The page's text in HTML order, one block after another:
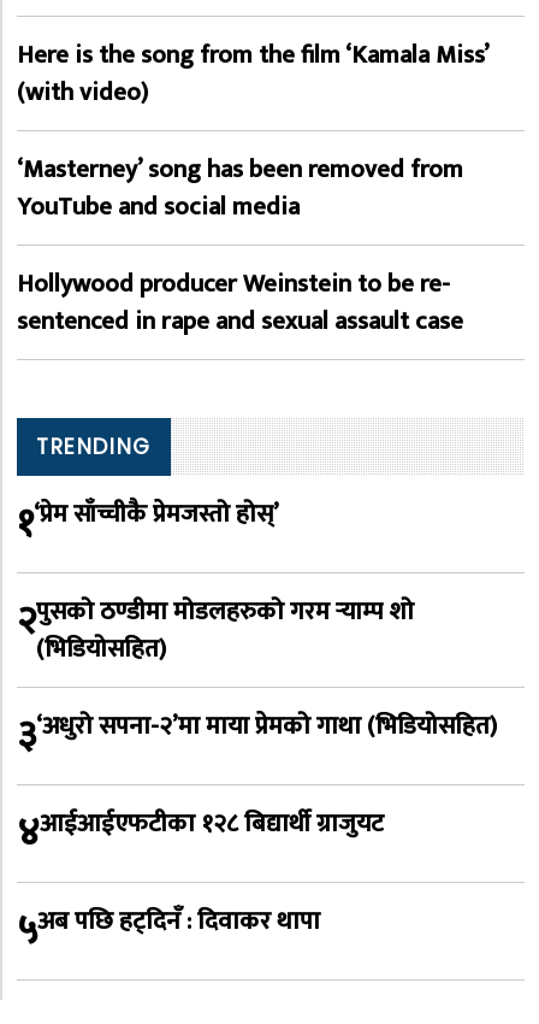
Here is the song from the film ‘Kamala Miss’
(with video)
‘Masterney’ song has been removed from
YouTube and social media
Hollywood producer Weinstein to be re-
sentenced in rape and sexual assault case
TRENDING
१‘प्रेम साँच्चीकै प्रेमजस्तो होस्’
२पुसको ठण्डीमा मोडलहरुको गरम र्‍याम्प शो
(भिडियोसहित)
३‘अधुरो सपना-२’मा माया प्रेमको गाथा (भिडियोसहित)
४आईआईएफटीका १२८ बिद्यार्थी ग्राजुयट
५अब पछि हट्दिनँ : दिवाकर थापा